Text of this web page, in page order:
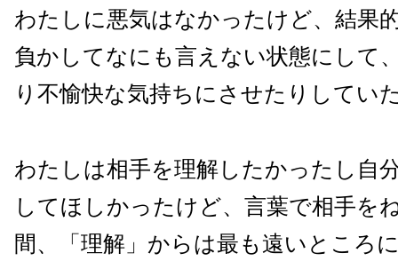
わたしに悪気はなかったけど、結果
負かしてなにも言えない状態にして
り不愉快な気持ちにさせたりしてい
わたしは相手を理解したかったし自
してほしかったけど、言葉で相手を
間、「理解」からは最も遠いところ